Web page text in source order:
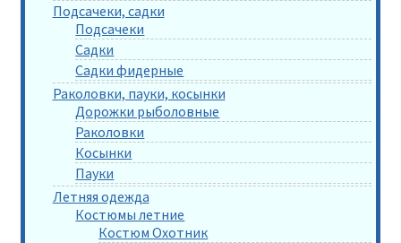
Подсачеки, садки
Подсачеки
Садки
Садки фидерные
Раколовки, пауки, косынки
Дорожки рыболовные
Раколовки
Косынки
Пауки
Летняя одежда
Костюмы летние
Костюм Охотник